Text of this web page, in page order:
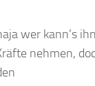
wer kann’s ihn
nehmen,